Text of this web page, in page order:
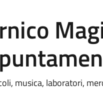
musica, laboratori,